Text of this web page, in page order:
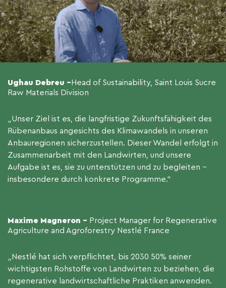
Ughau Debreu – Head of Sustainability, Saint Louis Sucre
Raw Materials Division
„Unser Ziel ist es, die langfristige Zukunftsfähigkeit des
Rübenanbaus angesichts des Klimawandels in unseren
Anbauregionen sicherzustellen. Dieser Wandel erfolgt in
Zusammenarbeit mit den Landwirten, und unsere
Aufgabe ist es, sie zu unterstützen und zu begleiten –
insbesondere durch konkrete Programme.“
Maxime Magneron - Project Manager for Regenerative
Agriculture and Agroforestry Nestlé France
„Nestlé hat sich verpflichtet, bis 2030 50% seiner
wichtigsten Rohstoffe von Landwirten zu beziehen, die
regenerative landwirtschaftliche Praktiken anwenden.